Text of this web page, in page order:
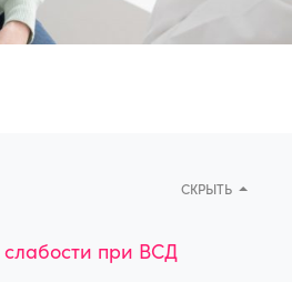
СКРЫТЬ
при ВСД